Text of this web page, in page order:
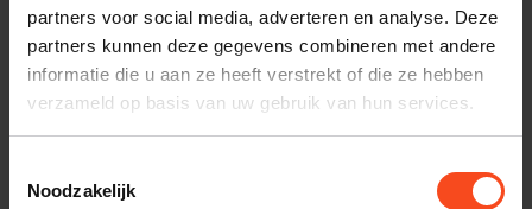
partners voor social media, adverteren en analyse. Deze
partners kunnen deze gegevens combineren met andere
informatie die u aan ze heeft verstrekt of die ze hebben
verzameld op basis van uw gebruik van hun services.
Noodzakelijk
Totem
Totem Kin Play
€1.399,00
Niet op voorraad
GENEVA
Geneva DeCon/M
€799,00
Op voorraad